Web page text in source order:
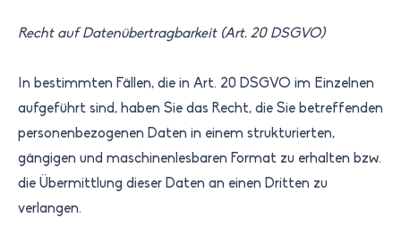
Recht auf Datenübertragbarkeit (Art. 20 DSGVO)
In bestimmten Fällen, die in Art. 20 DSGVO im Einzelnen
aufgeführt sind, haben Sie das Recht, die Sie betreffenden
personenbezogenen Daten in einem strukturierten,
gängigen und maschinenlesbaren Format zu erhalten bzw.
die Übermittlung dieser Daten an einen Dritten zu
verlangen.